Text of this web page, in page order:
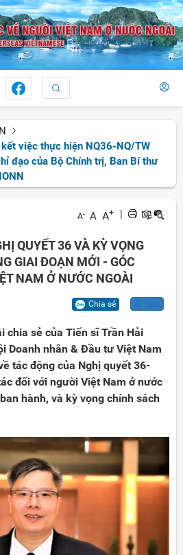
việc thực hiện NQ36-NQ/TW
đạo của Bộ Chính trị, Ban Bí thư
A- A A+ |
QUYẾT 36 VÀ KỲ VỌNG
GIAI ĐOẠN MỚI - GÓC
NAM Ở NƯỚC NGOÀI
Chia sẻ Lưu
chia sẻ của Tiến sĩ Trần Hải
Doanh nhân & Đầu tư Việt Nam
tác động của Nghị quyết 36-
đối với người Việt Nam ở nước
hành, và kỳ vọng chính sách